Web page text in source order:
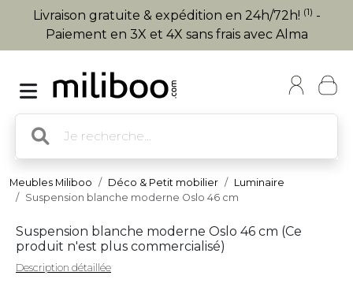
Livraison gratuite & expédition en 24h/72h! (1) -
Paiement en 3X et 4X sans frais avec Alma
Meubles Miliboo Déco & Petit mobilier
Luminaire
Suspension blanche moderne Oslo 46 cm
Suspension blanche moderne Oslo 46 cm (Ce
produit n'est plus commercialisé)
Description détaillée